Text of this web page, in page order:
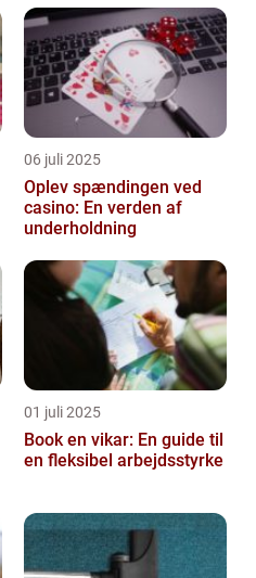
06 juli 2025
Oplev spændingen ved
casino: En verden af
underholdning
01 juli 2025
Book en vikar: En guide til
en fleksibel arbejdsstyrke